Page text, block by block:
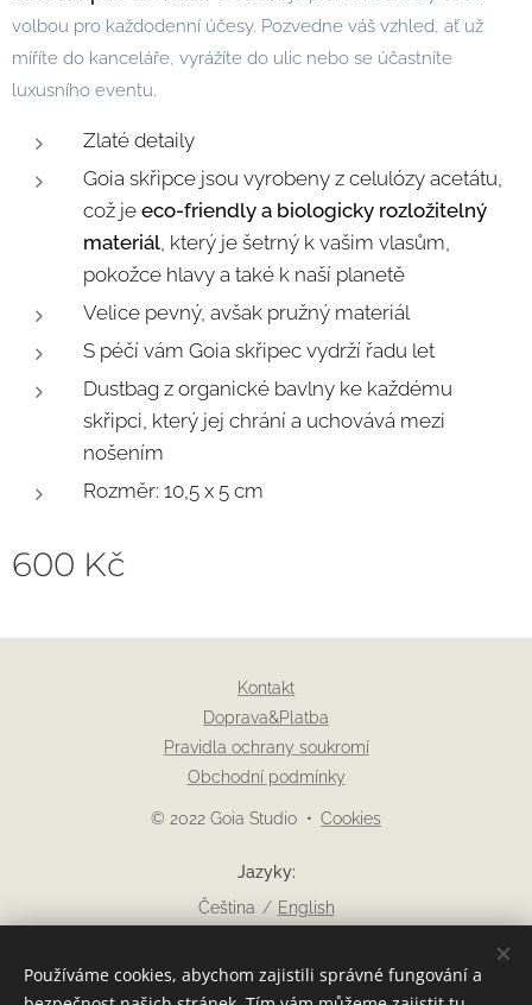
volbou pro každodenní účesy. Pozvedne váš vzhled, ať už
míříte do kanceláře, vyrážíte do ulic nebo se účastníte
luxusního eventu.
Zlaté detaily
Goia skřipce jsou vyrobeny z celulózy acetátu,
což je eco-friendly a biologicky rozložitelný
materiál, který je šetrný k vašim vlasům,
pokožce hlavy a také k naší planetě
Velice pevný, avšak pružný materiál
S péčí vám Goia skřipec vydrží řadu let
Dustbag z organické bavlny ke každému
skřipci, který jej chrání a uchovává mezi
nošením
Rozměr: 10,5 x 5 cm
600 Kč
Kontakt
Doprava&Platba
Pravidla ochrany soukromí
Obchodní podmínky
© 2022 Goia Studio Cookies
Jazyky
Čeština
English
CZK Kč USD $
Používáme cookies, abychom zajistili správné fungování a